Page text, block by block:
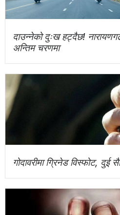
दाउन्नेको दुःख हट्दैछ!
अन्तिम चरणमा
गोदावरीमा ग्रिनेड विस्फोट, दुई